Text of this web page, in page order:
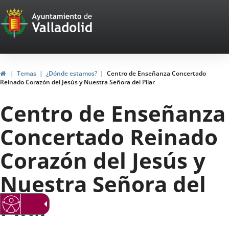
Portal
Web
del
Ayuntamiento
de
Valladolid
HomeTemas ¿Dónde estamos?
Centro de Enseñanza Concertado
Reinado Corazón del Jesús y Nuestra Señora del Pilar
Centro de Enseñanza
Concertado Reinado
Corazón del Jesús y
Nuestra Señora del
Pilar